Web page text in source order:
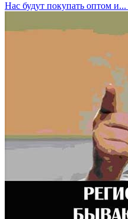
​Нас будут покупать оптом и...